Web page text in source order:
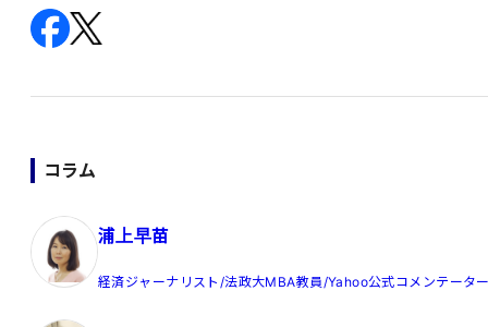
ペ
ー
ジ
り
コラム
浦上早苗
経済ジャーナリスト/法政大MBA教員/Yahoo公式コメンテータ